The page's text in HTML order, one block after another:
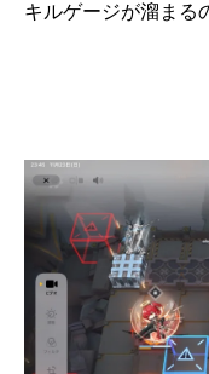
キルゲージが溜まる